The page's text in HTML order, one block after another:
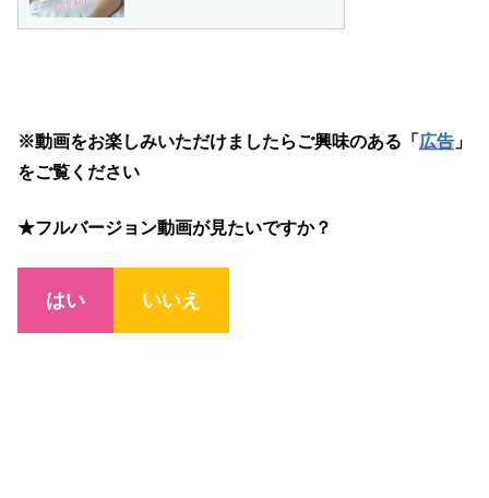
※動画をお楽しみいただけましたらご興味のある「 広告 」
をご覧ください
★フルバージョン動画が見たいですか？
はい いいえ